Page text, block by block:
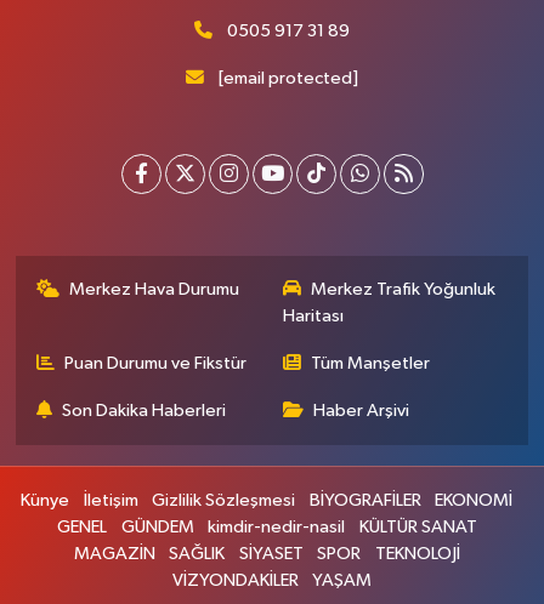
0505 917 31 89
[email protected]
Merkez Hava Durumu
Merkez Trafik Yoğunluk
Haritası
Puan Durumu ve Fikstür Tüm Manşetler
Son Dakika Haberleri Haber Arşivi
Künye İletişim Gizlilik Sözleşmesi BİYOGRAFİLER
EKONOMİ
GENEL
GÜNDEM kimdir-nedir-nasil
KÜLTÜR SANAT
MAGAZİN
SAĞLIK SİYASET SPOR
TEKNOLOJİ
VİZYONDAKİLER
YAŞAM